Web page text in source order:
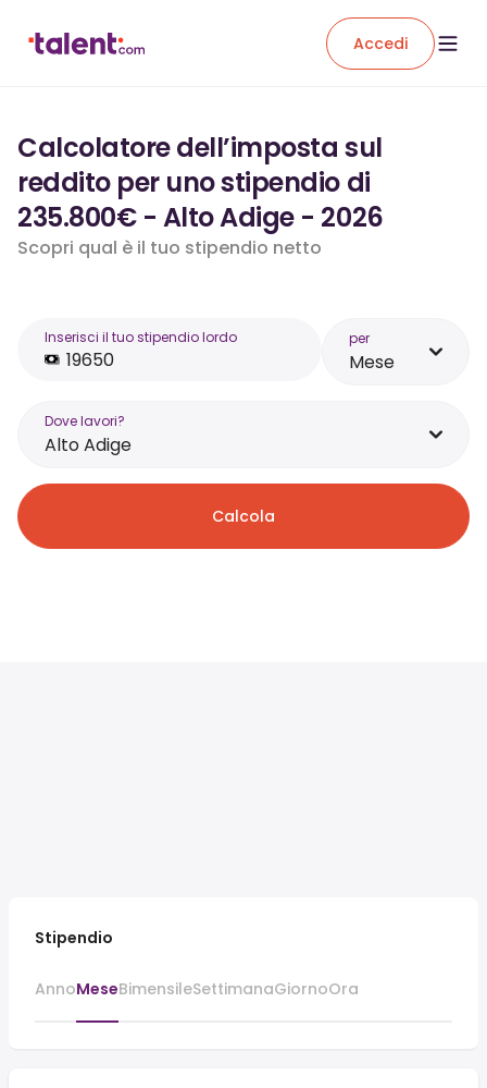
Accedi
Calcolatore dell’imposta sul
reddito per uno stipendio di
235.800€ - Alto Adige - 2026
Scopri qual è il tuo stipendio netto
Inserisci il tuo stipendio lordo per
Mese
Dove lavori?
Alto Adige
Calcola
Stipendio
AnnoMeseBimensileSettimanaGiornoOra